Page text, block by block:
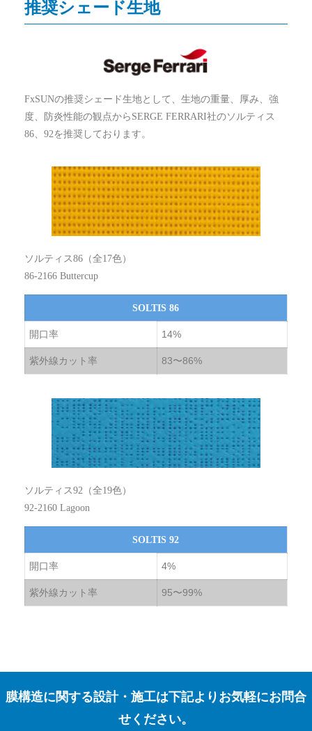
推奨シェード生地
FxSUNの推奨シェード生地として、生地の重量、厚み、強
度、防炎性能の観点からSERGE FERRARI社のソルティス
86、92を推奨しております。
SOLTIS 86
開口率 14%
紫外線カット率 83〜86%
ソルティス86（全17色）
86-2166 Buttercup
SOLTIS 92
開口率 4%
紫外線カット率 95〜99%
ソルティス92（全19色）
92-2160 Lagoon
膜構造に関する設計・施工は下記よりお気軽にお問合
せください。